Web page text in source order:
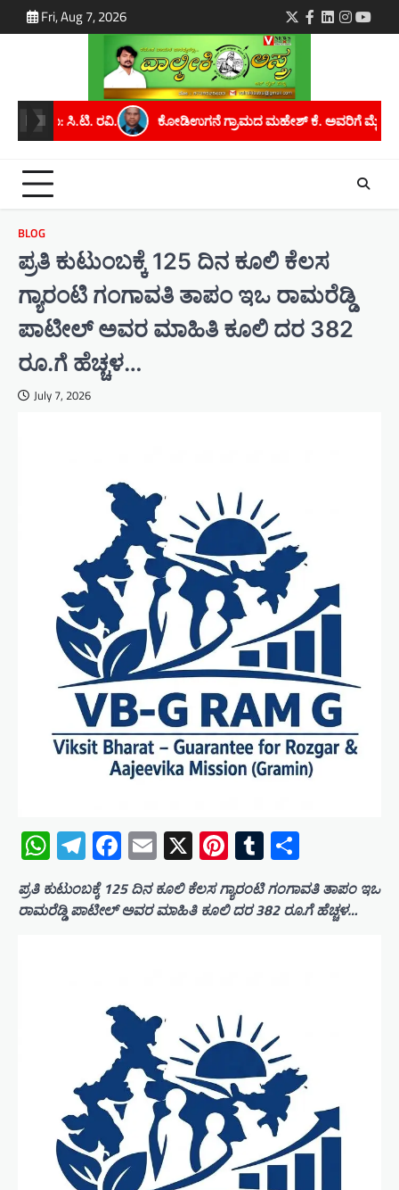
to
Fri, Aug 7, 2026 Twitter
Facebook
LinkedIn
ಗ್ರಾಮದ ಮಹೇಶ್ ಕೆ. ಅವರಿಗೆ ಮೈಸೂರು ವಿಶ್ವವಿದ್ಯಾನಿಲಯದಿಂದ ಪಿಎಚ್.ಡಿ
BLOG
ಪ್ರತಿ ಕುಟುಂಬಕ್ಕೆ 125 ದಿನ ಕೂಲಿ ಕೆಲಸ
ಗ್ಯಾರಂಟಿ ಗಂಗಾವತಿ ತಾಪಂ ಇಒ ರಾಮರೆಡ್ಡಿ
ಪಾಟೀಲ್ ಅವರ ಮಾಹಿತಿ ಕೂಲಿ ದರ 382
ರೂ.ಗೆ ಹೆಚ್ಚಳ…
July 7, 2026
WhatsApp
Telegram
Facebook
Email
X Pinterest
Tumblr
ಪ್ರತಿ ಕುಟುಂಬಕ್ಕೆ 125 ದಿನ ಕೂಲಿ ಕೆಲಸ ಗ್ಯಾರಂಟಿ ಗಂಗಾವತಿ ತಾಪಂ ಇಒ
ರಾಮರೆಡ್ಡಿ ಪಾಟೀಲ್ ಅವರ ಮಾಹಿತಿ ಕೂಲಿ ದರ 382 ರೂ.ಗೆ ಹೆಚ್ಚಳ…